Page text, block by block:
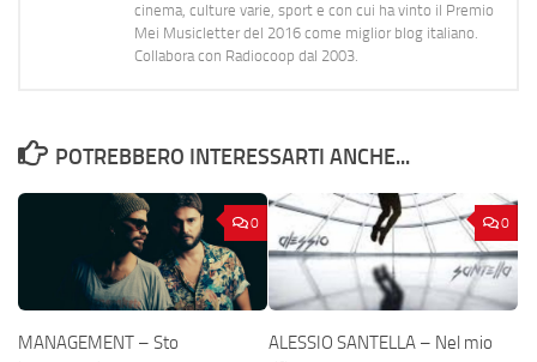
cinema, culture varie, sport e con cui ha vinto il Premio
Mei Musicletter del 2016 come miglior blog italiano.
Collabora con Radiocoop dal 2003.
POTREBBERO INTERESSARTI ANCHE...
0
MANAGEMENT – Sto
0
ALESSIO SANTELLA – Nel mio